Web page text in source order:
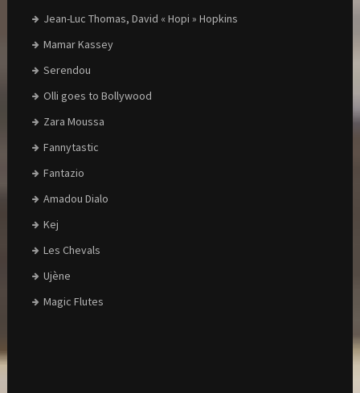
Jean-Luc Thomas, David « Hopi » Hopkins
Mamar Kassey
Serendou
Olli goes to Bollywood
Zara Moussa
Fannytastic
Fantazio
Amadou Dialo
Kej
Les Chevals
Ujène
Magic Flutes